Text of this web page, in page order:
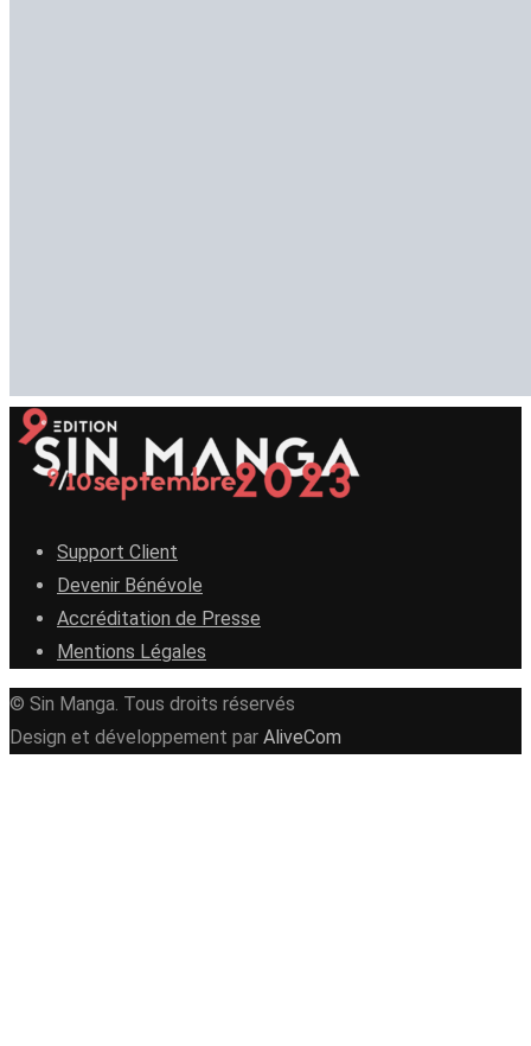
Support Client
Devenir Bénévole
Accréditation de Presse
Mentions Légales
© Sin Manga. Tous droits réservés
Design et développement par AliveCom